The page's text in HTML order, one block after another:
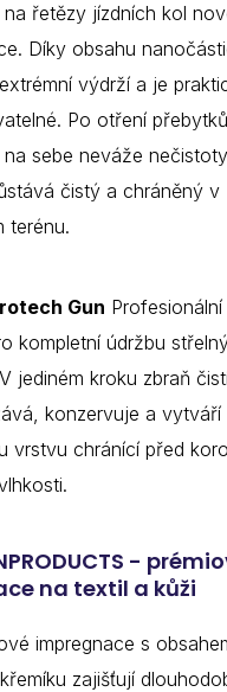
řetězy jízdních kol
Díky obsahu
výdrží a je
Po otření přebytků
sebe neváže
čistý a chráněný v
terénu.
Gun Profesionální
kompletní údržbu
jediném kroku zbraň
konzervuje a vytváří
vrstvu chránící před
-
na textil a kůži
impregnace s
zajišťují